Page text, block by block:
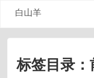
白山羊
标签目录：